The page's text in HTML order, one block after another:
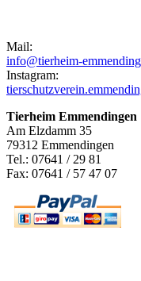
Mail:
info@tierheim-
Instagram:
Tierheim Emmendingen
Am Elzdamm 35
79312 Emmendingen
Tel.: 07641 / 29 81
Fax: 07641 / 57 47 07